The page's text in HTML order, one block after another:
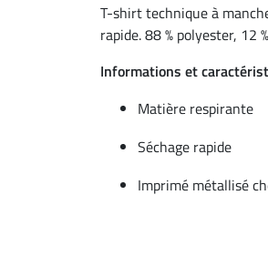
T-shirt technique à
rapide. 88 % polyester, 12
Informations et
Matière respirante
Séchage rapide
Imprimé métallisé